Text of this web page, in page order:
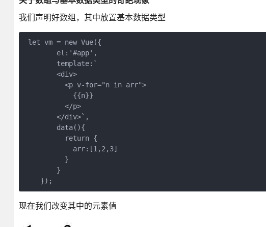
我们声明好数组，其中放置基本数据类型
let vm = new Vue({
        el:'#app',
        template:`
        <div>
          <p v-for="n in arr">
            {{n}}
          </p>
        </div>`,
        data(){
          return {
            arr:[1,2,3]
          }
        }
现在我们改变其中的元素值